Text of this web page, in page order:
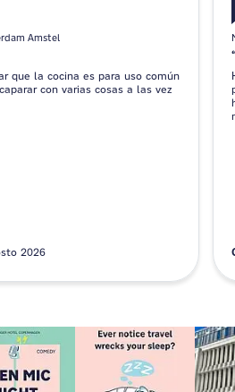
Amstel
que la cocina es para uso común
con varias cosas a las vez
2026